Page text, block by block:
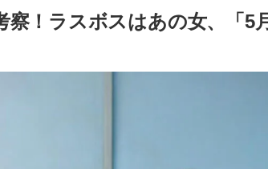
察！ラスボスはあの女、「5